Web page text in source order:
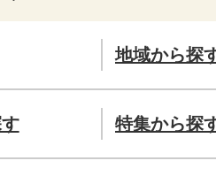
地域から探
特集から探